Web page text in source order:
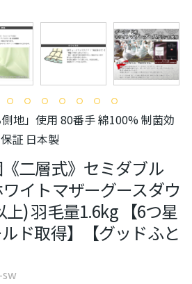
地」使用 80番手 綿100% 制菌効
証 日本製
二層式》セミダブル
イトマザーグースダウ
上) 羽毛量1.6kg 【6つ星
ド取得】【グッドふと